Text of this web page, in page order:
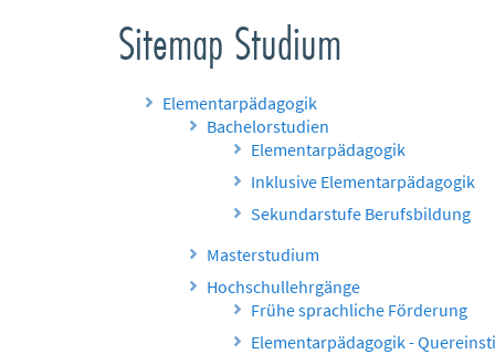
Sitemap Studium
Elementarpädagogik
Bachelorstudien
Elementarpädagogik
Inklusive Elementarpädagogik
Sekundarstufe Berufsbildung
Masterstudium
Hochschullehrgänge
Frühe sprachliche Förderung
Elementarpädagogik -